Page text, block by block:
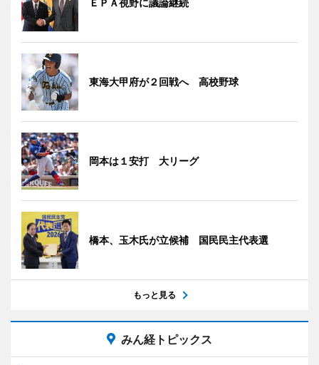
東海大甲府が２回戦へ 高校野球
岡本は１安打 大リーグ
橋本、玉木氏が立候補 国民民主代表選
もっと見る
みん経トピックス